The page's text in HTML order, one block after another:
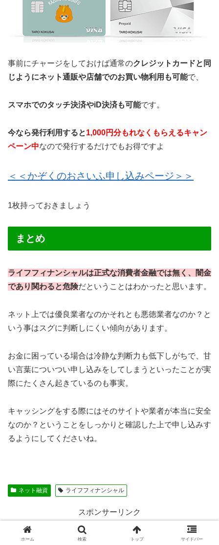
事前にチャージをしておけば通常のクレジットカードと同
じようにネット通販や店舗でのお買い物利用も可能で、
スマホでのタッチ決済やiD決済も可能です。
今なら発行利用すると1,000円分もれなくもらえるキャン
ペーン中なので発行するだけでもお得ですよ
＜＜かぞくのおさいふ申し込みページ＞＞
1枚持っておきましょう
まとめ
ライフフィナンシャルは正式な消費者金融では無く、闇金
であり関わると危険だということはわかったと思います。
ネット上では優良業者なのかそれとも悪徳業者なのか？と
いう事はスグに判断しにくい傾向があります。
お金に困っている場合は冷静な判断力も低下しがちで、甘
い言葉についつい申し込みをしてしまうといったことが実
際にたくさん起きているのも事実。
キャッシングをする際にはそのサイトや業者が本当に安全
なのか？ということをしっかりと確認した上で申し込みす
るようにしてくださいね。
ネット融資 ライフフィナンシャル
スポンサーリンク
ホーム 検索 トップ サイドバー